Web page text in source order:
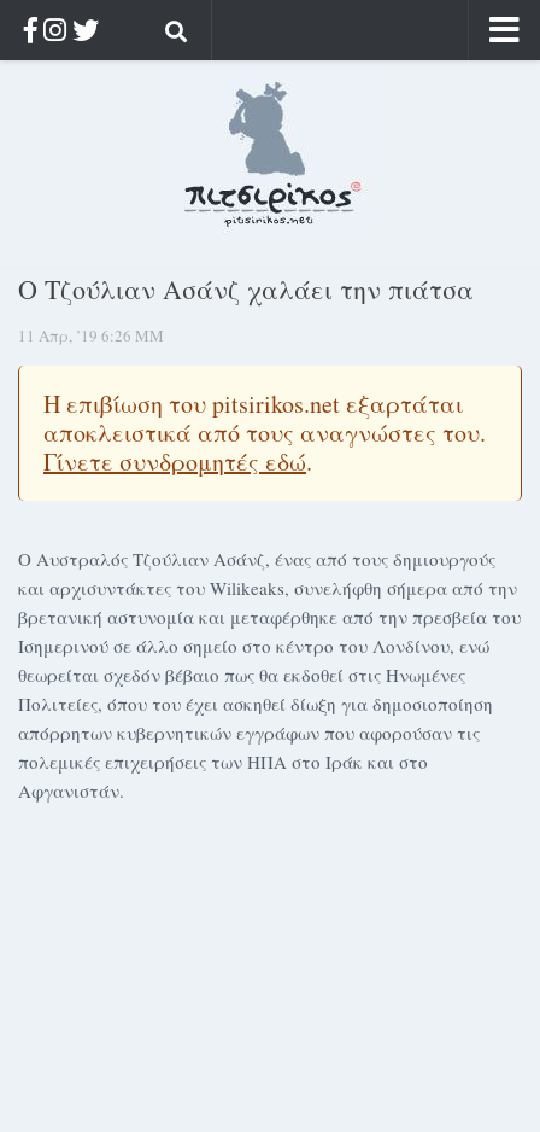
Στοχασμοί & αποφθέγματα
Διαφήμιση
Μόνο για συνδρομητές
Log in
Ο Τζούλιαν Ασάνζ χαλάει την πιάτσα
11 Απρ, ’19 6:26 ΜΜ
Η επιβίωση του pitsirikos.net εξαρτάται
αποκλειστικά από τους αναγνώστες του.
Γίνετε συνδρομητές εδώ.
Ο Αυστραλός Τζούλιαν Ασάνζ, ένας από τους δημιουργούς
και αρχισυντάκτες του Wilikeaks, συνελήφθη σήμερα από την
βρετανική αστυνομία και μεταφέρθηκε από την πρεσβεία του
Ισημερινού σε άλλο σημείο στο κέντρο του Λονδίνου, ενώ
θεωρείται σχεδόν βέβαιο πως θα εκδοθεί στις Ηνωμένες
Πολιτείες, όπου του έχει ασκηθεί δίωξη για δημοσιοποίηση
απόρρητων κυβερνητικών εγγράφων που αφορούσαν τις
πολεμικές επιχειρήσεις των ΗΠΑ στο Ιράκ και στο
Αφγανιστάν.